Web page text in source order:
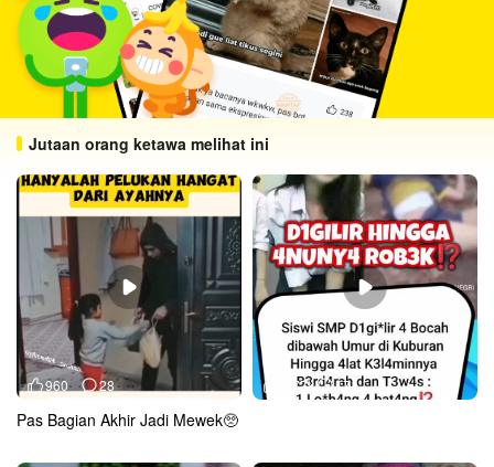
Jutaan orang ketawa melihat ini
960 28
Pas Bagian Akhir Jadi Mewek🥺
1.77k 171